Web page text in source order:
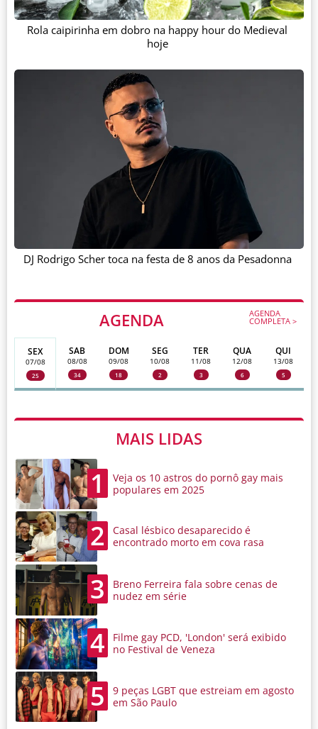
Rola caipirinha em dobro na happy hour do Medieval
hoje
DJ Rodrigo Scher toca na festa de 8 anos da Pesadonna
AGENDA AGENDA
COMPLETA >
SEX
07/08
25
SAB
08/08
34
DOM
09/08
18
SEG
10/08
2
TER
11/08
3
QUA
12/08
6
QUI
13/08
5
MAIS LIDAS
1
Veja os 10 astros do pornô gay mais
populares em 2025
2
Casal lésbico desaparecido é
encontrado morto em cova rasa
3
Breno Ferreira fala sobre cenas de
nudez em série
4
Filme gay PCD, 'London' será exibido
no Festival de Veneza
5
9 peças LGBT que estreiam em agosto
em São Paulo